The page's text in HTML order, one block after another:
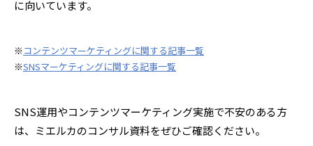
に向いています。
※ コンテンツマーケティングに関する記事一覧
※SNSマーケティングに関する記事一覧
SNS運用やコンテンツマーケティング実施で不安のある方
は、ミエルカのコンサル資料をぜひご確認ください。